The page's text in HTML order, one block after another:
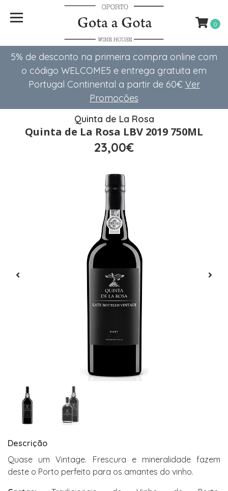
5% de desconto na primeira compra online com
o código WELCOME5 e entrega gratuita em
Portugal Continental a partir de 60€ Ver
Promoções
0
Quinta de La Rosa
Quinta de La Rosa LBV 2019 750ML
23,00€
Descrição
Quase um Vintage. Frescura e mineralidade fazem
deste o Porto perfeito para os amantes do vinho.